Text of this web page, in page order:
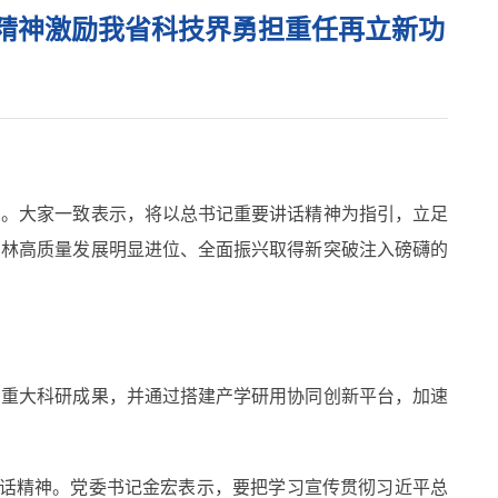
激励我省科技界勇担重任再立新功
家一致表示，将以总书记重要讲话精神为指引，立足
高质量发展明显进位、全面振兴取得新突破注入磅礴的
科研成果，并通过搭建产学研用协同创新平台，加速
神。党委书记金宏表示，要把学习宣传贯彻习近平总